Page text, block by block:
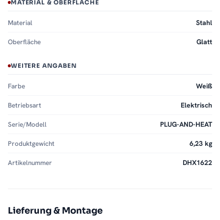
MATERIAL & OBERFLÄCHE
Material Stahl
Oberfläche Glatt
WEITERE ANGABEN
Farbe Weiß
Betriebsart Elektrisch
Serie/Modell PLUG-AND-HEAT
Produktgewicht 6,23 kg
Artikelnummer DHX1622
Lieferung & Montage